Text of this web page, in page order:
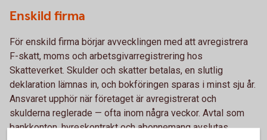
Enskild firma
För enskild firma börjar avvecklingen med att avregistrera
F-skatt, moms och arbetsgivarregistrering hos
Skatteverket. Skulder och skatter betalas, en slutlig
deklaration lämnas in, och bokföringen sparas i minst sju år.
Ansvaret upphör när företaget är avregistrerat och
skulderna reglerade — ofta inom några veckor. Avtal som
bankkonton, hyreskontrakt och abonnemang avslutas.